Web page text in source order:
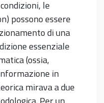
le
possono essere
di una
essenziale
(ossia,
in
mirava a due